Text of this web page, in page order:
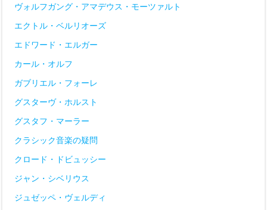
ヴォルフガング・アマデウス・モーツァルト
エクトル・ベルリオーズ
エドワード・エルガー
カール・オルフ
ガブリエル・フォーレ
グスターヴ・ホルスト
グスタフ・マーラー
クラシック音楽の疑問
クロード・ドビュッシー
ジャン・シベリウス
ジュゼッペ・ヴェルディ